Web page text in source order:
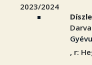
2023/2024
, r: